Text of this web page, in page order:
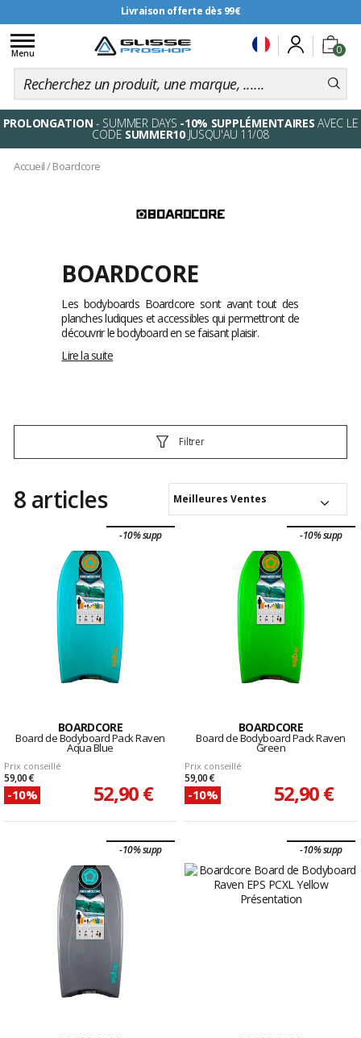
Livraison offerte dès 99€
0
Toggle
navigation
Menu
PROLONGATION - SUMMER DAYS -10% SUPPLÉMENTAIRES AVEC LE
CODE SUMMER10JUSQU'AU 11/08
Accueil/Boardcore
BOARDCORE
Les bodyboards Boardcore sont avant tout des
planches ludiques et accessibles qui permettront de
découvrir le bodyboard en se faisant plaisir.
Lire la suite
Filtrer
8 articles Meilleures Ventes
-10% supp
BOARDCORE
Board de Bodyboard Pack Raven
Aqua Blue
Prix conseillé
59,00 €
-10% 52,90 €
-10% supp
BOARDCORE
Board de Bodyboard Pack Raven
Green
Prix conseillé
59,00 €
-10% 52,90 €
-10% supp -10% supp